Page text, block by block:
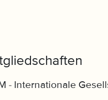
- Internationale